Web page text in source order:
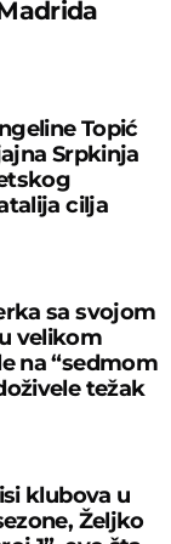
Topić
Srpkinja
cilja
sa svojom
velikom
na “sedmom
težak
klubova u
Željko